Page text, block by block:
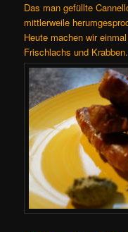
Das man gefüllte
mittlerweile
Heute machen wir
Frischlachs und Krabben.